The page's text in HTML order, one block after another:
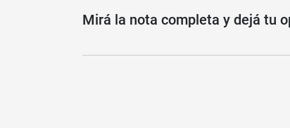
Mirá la nota completa y dejá tu